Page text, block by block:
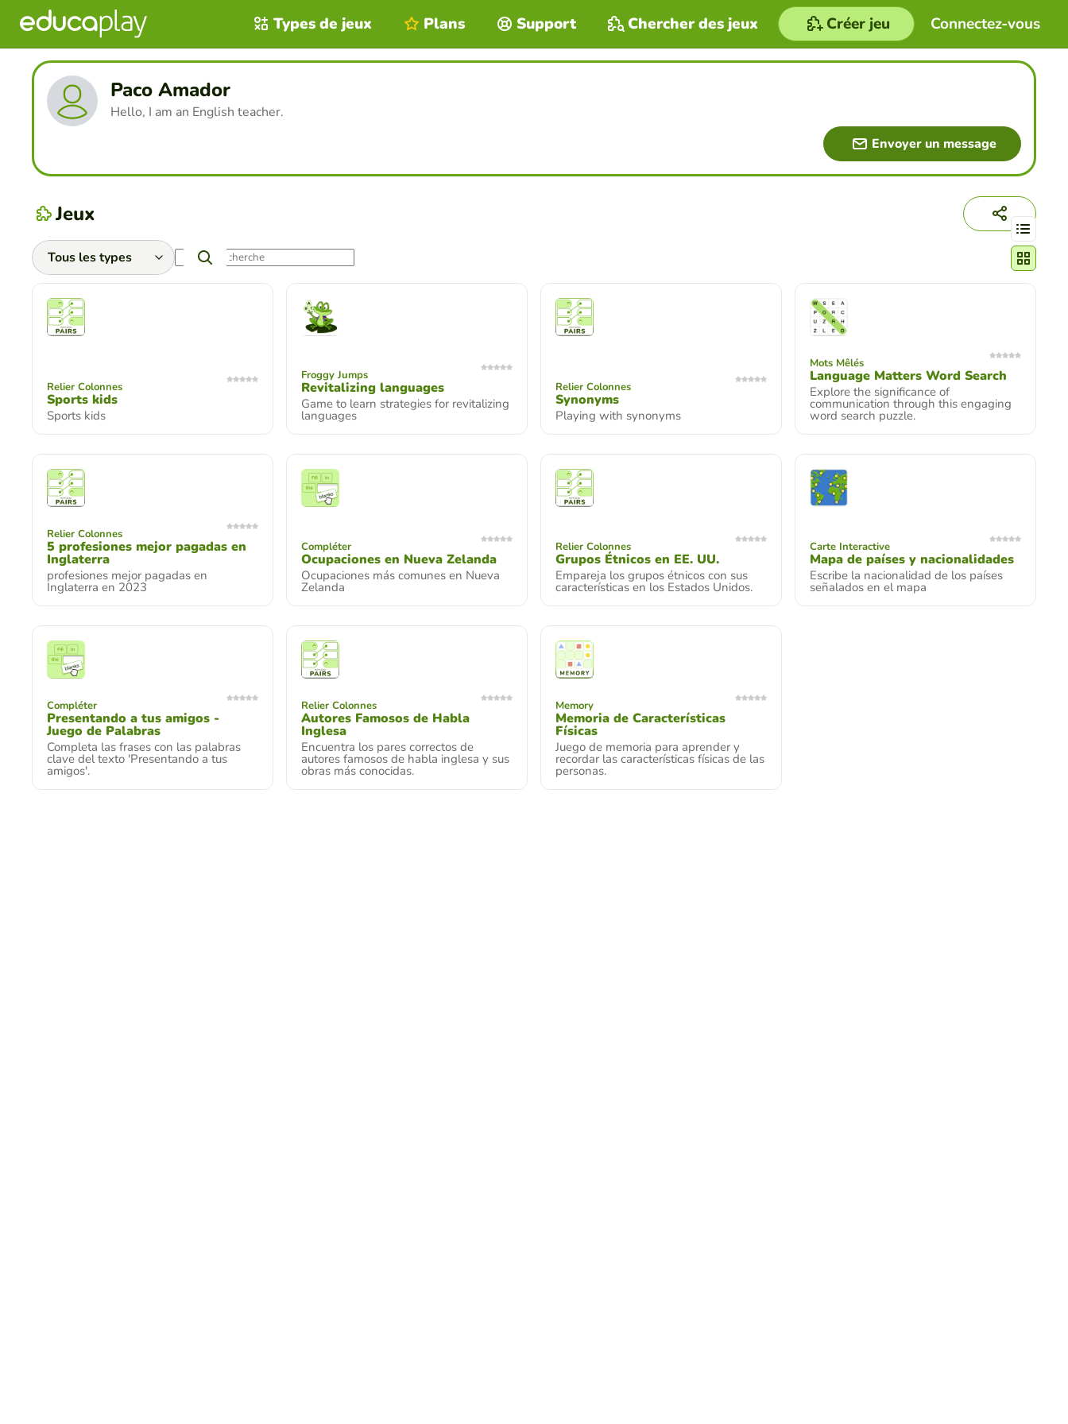
Connectez-vous
Types de jeux Plans Support Chercher des jeux Créer jeu
Paco Amador
Hello, I am an English teacher.
Envoyer un message
Jeux Changer
Relier Colonnes
Sports kids
Sports kids
Froggy Jumps
Revitalizing languages
Game to learn strategies for revitalizing
languages
Relier Colonnes
Synonyms
Playing with synonyms
Mots Mêlés
Language Matters Word Search
Explore the significance of
communication through this engaging
word search puzzle.
Relier Colonnes
5 profesiones mejor pagadas en
Inglaterra
profesiones mejor pagadas en
Inglaterra en 2023
Compléter
Ocupaciones en Nueva Zelanda
Ocupaciones más comunes en Nueva
Zelanda
Relier Colonnes
Grupos Étnicos en EE. UU.
Empareja los grupos étnicos con sus
características en los Estados Unidos.
Carte Interactive
Mapa de países y nacionalidades
Escribe la nacionalidad de los países
señalados en el mapa
Compléter
Presentando a tus amigos -
Juego de Palabras
Completa las frases con las palabras
clave del texto 'Presentando a tus
amigos'.
Relier Colonnes
Autores Famosos de Habla
Inglesa
Encuentra los pares correctos de
autores famosos de habla inglesa y sus
obras más conocidas.
Memory
Memoria de Características
Físicas
Juego de memoria para aprender y
recordar las características físicas de las
personas.